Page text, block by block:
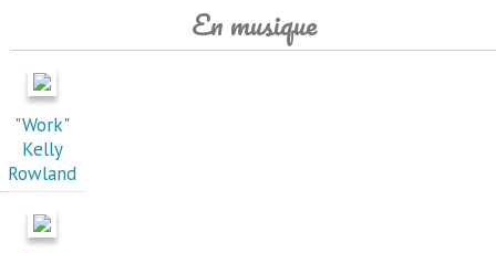
En musique
"Work"
Kelly
Rowland